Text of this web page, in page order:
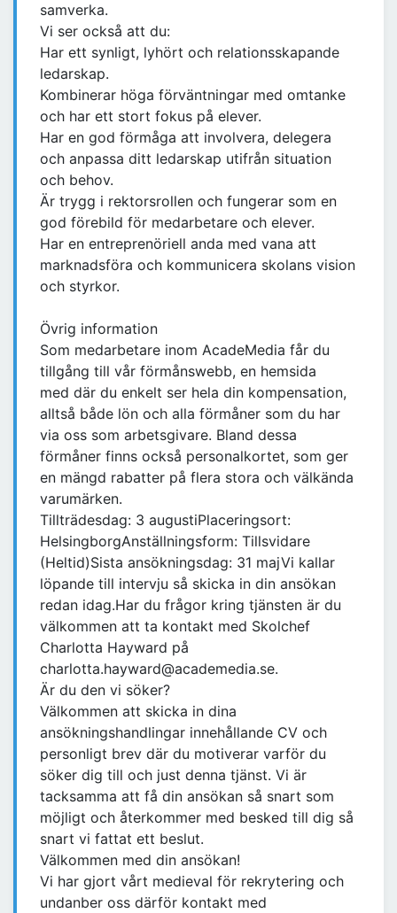
samverka.
Vi ser också att du:
Har ett synligt, lyhört och relationsskapande
ledarskap.
Kombinerar höga förväntningar med omtanke
och har ett stort fokus på elever.
Har en god förmåga att involvera, delegera
och anpassa ditt ledarskap utifrån situation
och behov.
Är trygg i rektorsrollen och fungerar som en
god förebild för medarbetare och elever.
Har en entreprenöriell anda med vana att
marknadsföra och kommunicera skolans vision
och styrkor.
Övrig information
Som medarbetare inom AcadeMedia får du
tillgång till vår förmånswebb, en hemsida
med där du enkelt ser hela din kompensation,
alltså både lön och alla förmåner som du har
via oss som arbetsgivare. Bland dessa
förmåner finns också personalkortet, som ger
en mängd rabatter på flera stora och välkända
varumärken.
Tillträdesdag: 3 augustiPlaceringsort:
HelsingborgAnställningsform: Tillsvidare
(Heltid)Sista ansökningsdag: 31 majVi kallar
löpande till intervju så skicka in din ansökan
redan idag.Har du frågor kring tjänsten är du
välkommen att ta kontakt med Skolchef
Charlotta Hayward på
charlotta.hayward@academedia.se.
Är du den vi söker?
Välkommen att skicka in dina
ansökningshandlingar innehållande CV och
personligt brev där du motiverar varför du
söker dig till och just denna tjänst. Vi är
tacksamma att få din ansökan så snart som
möjligt och återkommer med besked till dig så
snart vi fattat ett beslut.
Välkommen med din ansökan!
Vi har gjort vårt medieval för rekrytering och
undanber oss därför kontakt med